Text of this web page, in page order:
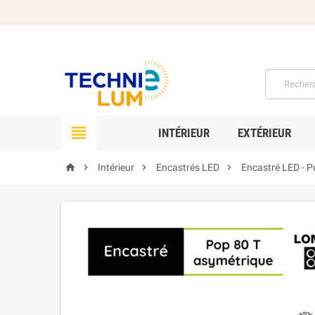
 INTÉRIEUR EXTÉRIEUR
  Intérieur  Encastrés LED  Encastré LED -